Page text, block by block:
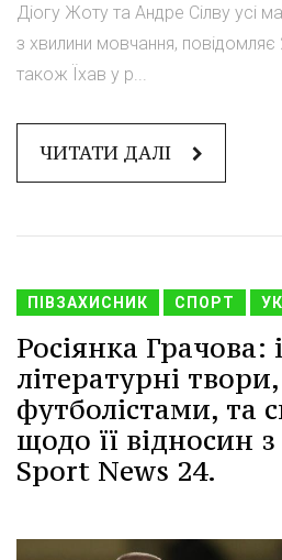
Діогу Жоту та Андре Сілву усі
з хвилини мовчання, повідомляє
також Їхав у р...
ЧИТАТИ ДАЛІ
ПІВЗАХИСНИК СПОРТ
Росіянка Грачова:
літературні
футболістами, та
щодо її відносин
Sport News 24.